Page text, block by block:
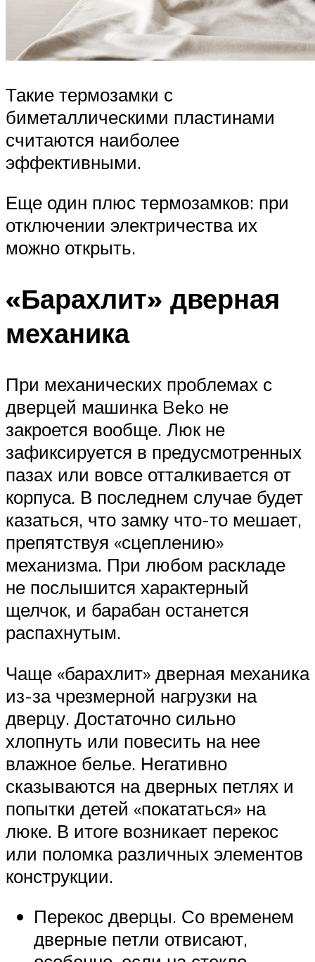
Такие термозамки с
биметаллическими пластинами
считаются наиболее
эффективными.
Еще один плюс термозамков: при
отключении электричества их
можно открыть.
«Барахлит» дверная
механика
При механических проблемах с
дверцей машинка Beko не
закроется вообще. Люк не
зафиксируется в предусмотренных
пазах или вовсе отталкивается от
корпуса. В последнем случае будет
казаться, что замку что-то мешает,
препятствуя «сцеплению»
механизма. При любом раскладе
не послышится характерный
щелчок, и барабан останется
распахнутым.
Чаще «барахлит» дверная механика
из-за чрезмерной нагрузки на
дверцу. Достаточно сильно
хлопнуть или повесить на нее
влажное белье. Негативно
сказываются на дверных петлях и
попытки детей «покататься» на
люке. В итоге возникает перекос
или поломка различных элементов
конструкции.
Перекос дверцы. Со временем
дверные петли отвисают,